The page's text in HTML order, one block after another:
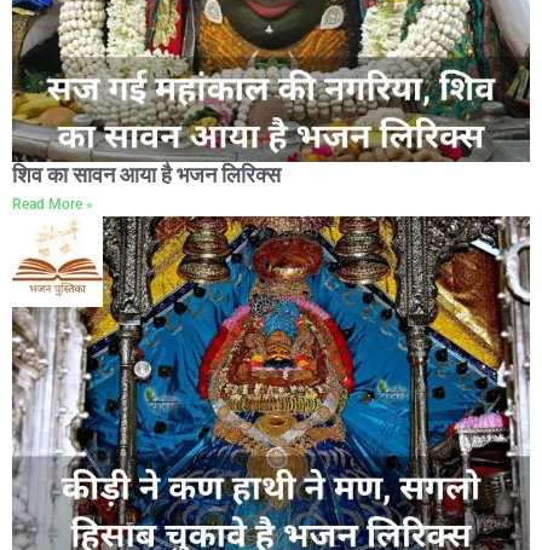
शिव का सावन आया है भजन लिरिक्स
Read More »